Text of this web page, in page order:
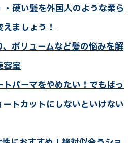
・硬い髪を外国人のような柔ら
ましょう！
、ボリュームなど髪の悩みを解
容室
トパーマをやめたい！でもばっ
トカットにしないといけない